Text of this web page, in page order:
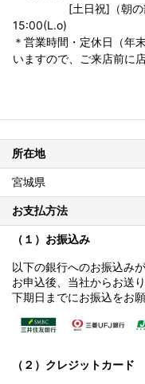
[土日祝]（朝の部）
15:00(L.o)
＊営業時間・定休日（年
いますので、ご来店前に
所在地
宮城県
お支払方法
（１）お振込み
以下の銀行へのお振込みが
お申込後、当社からお送
下期日までにお振込をお願
（２）クレジットカード